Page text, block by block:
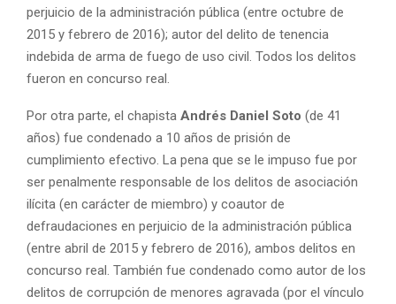
perjuicio de la administración pública (entre octubre de
2015 y febrero de 2016); autor del delito de tenencia
indebida de arma de fuego de uso civil. Todos los delitos
fueron en concurso real.
Por otra parte, el chapista Andrés Daniel Soto (de 41
años) fue condenado a 10 años de prisión de
cumplimiento efectivo. La pena que se le impuso fue por
ser penalmente responsable de los delitos de asociación
ilícita (en carácter de miembro) y coautor de
defraudaciones en perjuicio de la administración pública
(entre abril de 2015 y febrero de 2016), ambos delitos en
concurso real. También fue condenado como autor de los
delitos de corrupción de menores agravada (por el vínculo